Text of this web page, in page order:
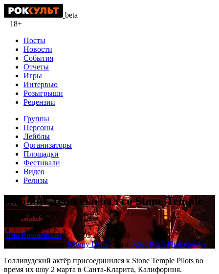
beta
18+
Посты
Новости
События
Отчеты
Игры
Интервью
Розыгрыши
Рецензии
Группы
Персоны
Лейблы
Организаторы
Площадки
Фестивали
Видео
Релизы
Джонни Депп сыграл со Stone Temple
Pilots
Яна Ярошевская 04.03.2018
936
В этом материале:Johnny Depp Фото: Alex Kluft Photography
Голливудский актёр присоединился к Stone Temple Pilots во
время их шоу 2 марта в Санта-Кларита, Калифорния.